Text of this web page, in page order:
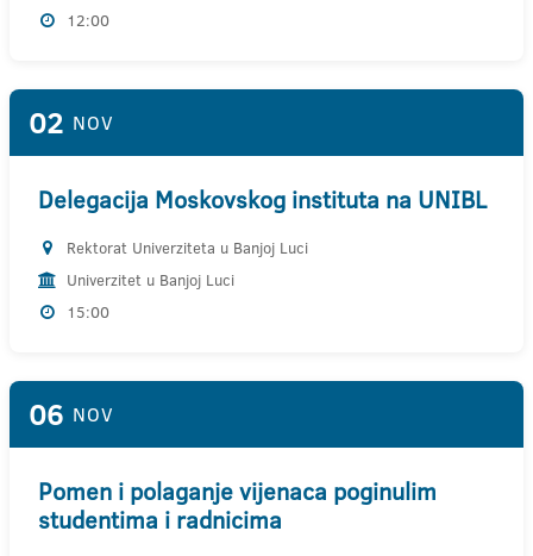
12:00
02 NOV
Delegacija Moskovskog instituta na UNIBL
Rektorat Univerziteta u Banjoj Luci
Univerzitet u Banjoj Luci
15:00
06 NOV
Pomen i polaganje vijenaca poginulim
studentima i radnicima